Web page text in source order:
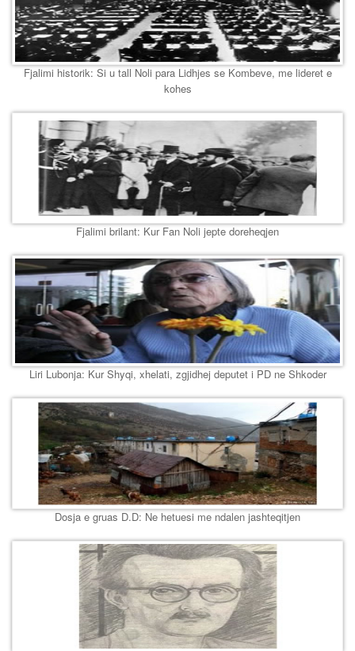
Fjalimi historik: Si u tall Noli para Lidhjes se Kombeve, me lideret e
kohes
Fjalimi brilant: Kur Fan Noli jepte doreheqjen
Liri Lubonja: Kur Shyqi, xhelati, zgjidhej deputet i PD ne Shkoder
Dosja e gruas D.D: Ne hetuesi me ndalen jashteqitjen